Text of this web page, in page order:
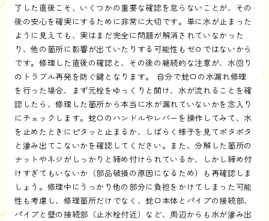
了した直後こそ、いくつかの重要な確認を怠らないことが、その
後の安心を確実にするために非常に大切です。単に水が止まった
ように見えても、実はまだ完全に問題が解消されていなかった
り、他の箇所に影響が出ていたりする可能性もゼロではないから
です。修理した直後の確認と、その後の継続的な注意が、水回り
のトラブル再発を防ぐ鍵となります。 自分で蛇口の水漏れ修理
を行った場合、まず元栓をゆっくりと開け、水が流れることを確
認したら、修理した箇所から本当に水が漏れていないかを念入り
にチェックします。蛇口のハンドルやレバーを操作してみて、水
を止めたときにピタッと止まるか、しばらく様子を見てポタポタ
と滲み出てこないかを確認してください。また、分解した箇所の
ナットやネジがしっかりと締め付けられているか、しかし締め付
けすぎてもいないか（部品破損の原因になるため）も再確認しま
しょう。修理中にうっかり他の部分に負担をかけてしまった可能
性も考慮し、修理箇所だけでなく、蛇口本体とパイプの接続部、
パイプと壁の接続部（止水栓付近）など、周辺からも水が滲み出